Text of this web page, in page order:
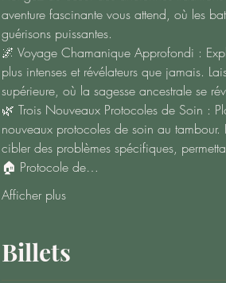
aventure fascinante vous attend, où les
guérisons puissantes.
🌌 Voyage Chamanique Approfondi :
plus intenses et révélateurs que jamais.
supérieure, où la sagesse ancestrale se
🌿 Trois Nouveaux Protocoles de Soin :
nouveaux protocoles de soin au
cibler des problèmes spécifiques,
🏠 Protocole de…
Afficher plus
Billets